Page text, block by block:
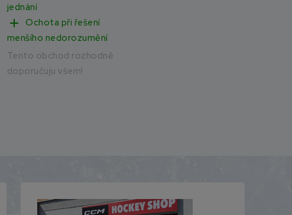
jednání
add Ochota při řešení
menšího nedorozumění
Tento obchod rozhodně
doporučuju všem!